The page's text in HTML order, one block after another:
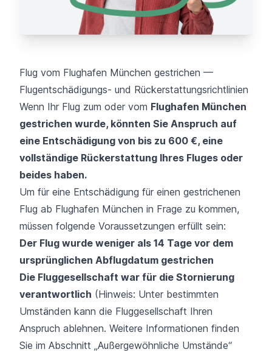
Flug vom Flughafen München gestrichen —
Flugentschädigungs- und Rückerstattungsrichtlinien
Wenn Ihr Flug zum oder vom Flughafen München
gestrichen wurde, könnten Sie Anspruch auf
eine Entschädigung von bis zu 600 €, eine
vollständige Rückerstattung Ihres Fluges oder
beides haben.
Um für eine Entschädigung für einen gestrichenen
Flug ab Flughafen München in Frage zu kommen,
müssen folgende Voraussetzungen erfüllt sein:
Der Flug wurde weniger als 14 Tage vor dem
ursprünglichen Abflugdatum gestrichen
Die Fluggesellschaft war für die Stornierung
verantwortlich (Hinweis: Unter bestimmten
Umständen kann die Fluggesellschaft Ihren
Anspruch ablehnen. Weitere Informationen finden
Sie im Abschnitt „Außergewöhnliche Umstände“